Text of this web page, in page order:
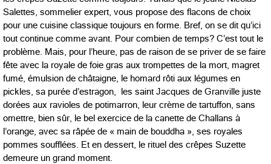
Salettes, sommelier expert, vous propose des flacons de choix
pour une cuisine classique toujours en forme. Bref, on se dit qu’ici
tout continue comme avant. Pour combien de temps? C’est tout le
problème. Mais, pour l’heure, pas de raison de se priver de se faire
fête avec la royale de foie gras aux trompettes de la mort, magret
fumé, émulsion de châtaigne, le homard rôti aux légumes en
pickles, sa purée d’estragon, les saint Jacques de Granville juste
dorées aux ravioles de potimarron, leur crème de tartuffon, sans
omettre, bien sûr, le bel exercice de la canette de Challans à
l’orange, avec sa râpée de « main de bouddha », ses royales
pommes soufflées. Et en dessert, le rituel des crêpes Suzette
demeure un grand moment.